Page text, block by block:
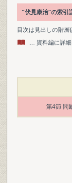
"伏見康治"の索引
目次は見出しの階
… 資料編に詳細
第4節 問